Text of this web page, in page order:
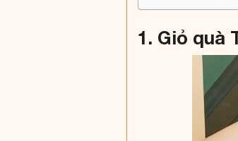
1. Giỏ quà